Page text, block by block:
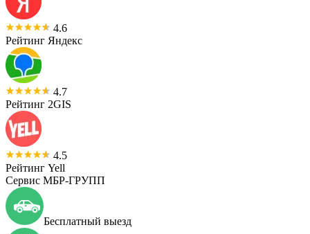
4.6
Рейтинг Яндекс
4.7
Рейтинг 2GIS
4.5
Рейтинг Yell
Сервис МБР-ГРУПП
Бесплатный выезд